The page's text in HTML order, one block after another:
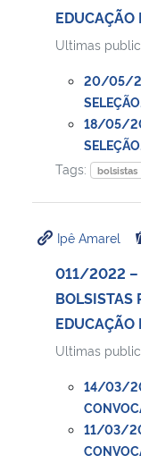
Secretaria-Geral
Secretaria de Governo
Gabinete de Segurança
Banco Central do Brasil
EDUCAÇÃO
Ultimas
20/05/
18/05/
Tags:
bolsistas
Ipê Amarel
011/2022 –
BOLSISTAS
EDUCAÇÃO
Ultimas
14/03/
11/03/